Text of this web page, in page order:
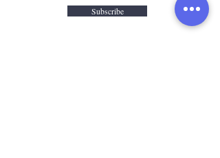
Subscribe